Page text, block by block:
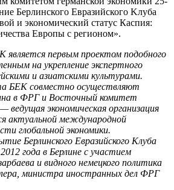
Берлинского Евразийского Kлуба
и экономический статус Каспия:
Европы с регионом».
является первым проектом подобного
на укрепление экспертного
и азиатскими культурами.
БЕК совместно осуществляют
в ФРГ и Восточный комитет
ведущая экономическая организация
актуальной международной
глобальной экономики.
Берлинского Евразийского Клуба
года в Берлине с участием
и видного немецкого политика
министра иностранных дел ФРГ